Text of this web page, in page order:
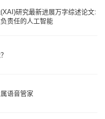
研究最新进展万字综述论文:
责任的人工智能
语音管家